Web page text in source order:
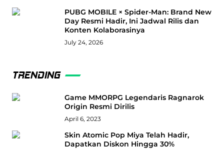
PUBG MOBILE × Spider-Man: Brand New
Day Resmi Hadir, Ini Jadwal Rilis dan
Konten Kolaborasinya
July 24, 2026
TRENDING
Game MMORPG Legendaris Ragnarok
Origin Resmi Dirilis
April 6, 2023
Skin Atomic Pop Miya Telah Hadir,
Dapatkan Diskon Hingga 30%